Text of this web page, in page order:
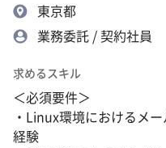
東京都
業務委託 / 契約社員
求めるスキル
＜必須要件＞
・Linux環境におけるメ
経験